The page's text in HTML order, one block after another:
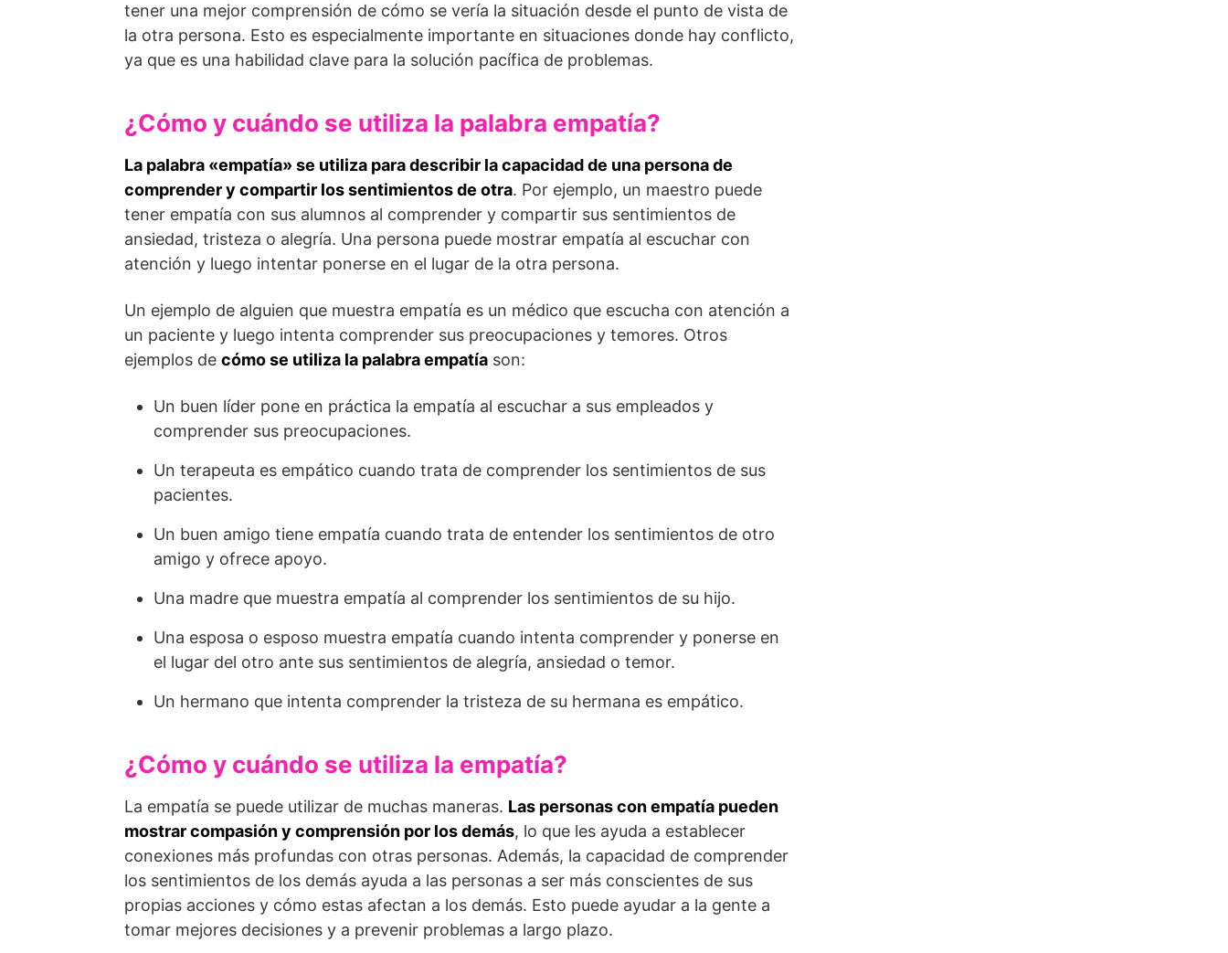
tener una mejor comprensión de cómo se vería la situación desde el punto de vista de
la otra persona. Esto es especialmente importante en situaciones donde hay conflicto,
ya que es una habilidad clave para la solución pacífica de problemas.
¿Cómo y cuándo se utiliza la palabra empatía?
La palabra «empatía» se utiliza para describir la capacidad de una persona de
comprender y compartir los sentimientos de otra. Por ejemplo, un maestro puede
tener empatía con sus alumnos al comprender y compartir sus sentimientos de
ansiedad, tristeza o alegría. Una persona puede mostrar empatía al escuchar con
atención y luego intentar ponerse en el lugar de la otra persona.
Un ejemplo de alguien que muestra empatía es un médico que escucha con atención a
un paciente y luego intenta comprender sus preocupaciones y temores. Otros
ejemplos de cómo se utiliza la palabra empatía son:
Un buen líder pone en práctica la empatía al escuchar a sus empleados y
comprender sus preocupaciones.
Un terapeuta es empático cuando trata de comprender los sentimientos de sus
pacientes.
Un buen amigo tiene empatía cuando trata de entender los sentimientos de otro
amigo y ofrece apoyo.
Una madre que muestra empatía al comprender los sentimientos de su hijo.
Una esposa o esposo muestra empatía cuando intenta comprender y ponerse en
el lugar del otro ante sus sentimientos de alegría, ansiedad o temor.
Un hermano que intenta comprender la tristeza de su hermana es empático.
¿Cómo y cuándo se utiliza la empatía?
La empatía se puede utilizar de muchas maneras. Las personas con empatía pueden
mostrar compasión y comprensión por los demás, lo que les ayuda a establecer
conexiones más profundas con otras personas. Además, la capacidad de comprender
los sentimientos de los demás ayuda a las personas a ser más conscientes de sus
propias acciones y cómo estas afectan a los demás. Esto puede ayudar a la gente a
tomar mejores decisiones y a prevenir problemas a largo plazo.